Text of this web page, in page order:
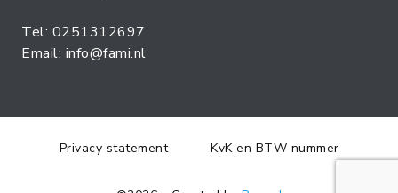
Tel: 0251312697
Email: info@fami.nl
Privacy statement KvK en BTW nummer